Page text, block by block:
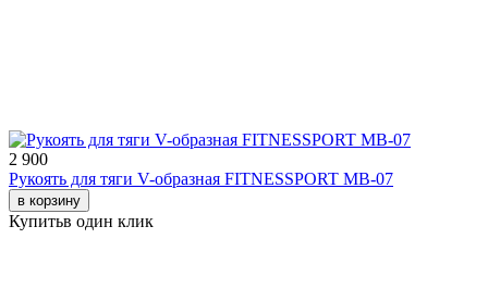
2 900
Рукоять для тяги V-образная FITNESSPORT МВ-07
в корзину
Купитьв один клик